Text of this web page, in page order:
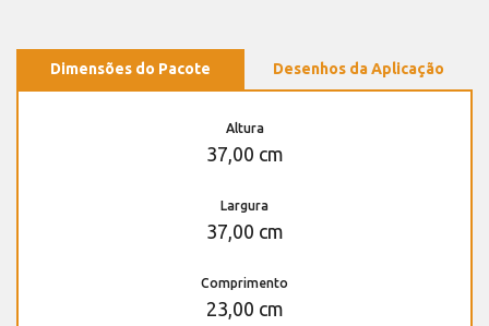
Dimensões do Pacote Desenhos da Aplicação
Altura
37,00 cm
Largura
37,00 cm
Comprimento
23,00 cm